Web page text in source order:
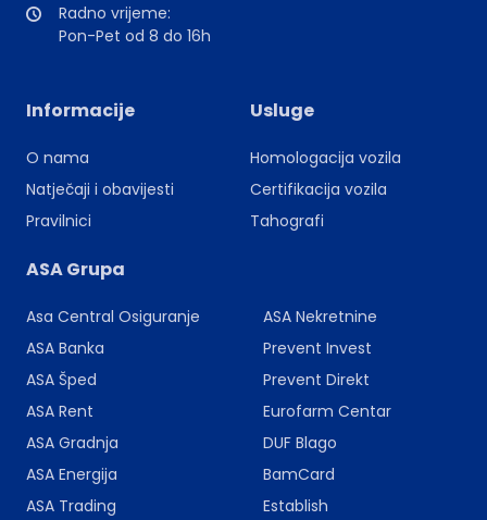
Radno vrijeme:
Pon-Pet od 8 do 16h
Informacije
O nama
Natječaji i obavijesti
Pravilnici
Usluge
Homologacija vozila
Certifikacija vozila
Tahografi
ASA Grupa
Asa Central Osiguranje
ASA Banka
ASA Šped
ASA Rent
ASA Gradnja
ASA Energija
ASA Trading
ASA Nekretnine
Prevent Invest
Prevent Direkt
Eurofarm Centar
DUF Blago
BamCard
Establish